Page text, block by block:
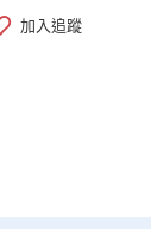
加入追蹤